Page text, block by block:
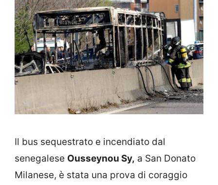
Il bus sequestrato e incendiato dal
senegalese Ousseynou Sy, a San Donato
Milanese, è stata una prova di coraggio